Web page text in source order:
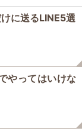
に送るLINE5選
やってはいけな